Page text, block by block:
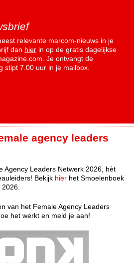
relevante marcom-nieuws in je
dan hier in op de gratis dagelijkse
Je ontvangt de
stipt 7.00 uur in je mailbox.
agency leaders
Agency Leaders Netwerk 2026, hèt
Bekijk hier het Smoelenboek
van het Female Agency Leaders
het werkt en meld je aan!